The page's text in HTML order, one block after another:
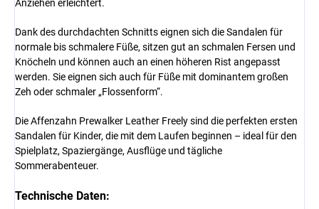
Anziehen erleichtert.
Dank des durchdachten Schnitts eignen sich die Sandalen für
normale bis schmalere Füße, sitzen gut an schmalen Fersen und
Knöcheln und können auch an einen höheren Rist angepasst
werden. Sie eignen sich auch für Füße mit dominantem großen
Zeh oder schmaler „Flossenform“.
Die Affenzahn Prewalker Leather Freely sind die perfekten ersten
Sandalen für Kinder, die mit dem Laufen beginnen – ideal für den
Spielplatz, Spaziergänge, Ausflüge und tägliche
Sommerabenteuer.
Technische Daten: